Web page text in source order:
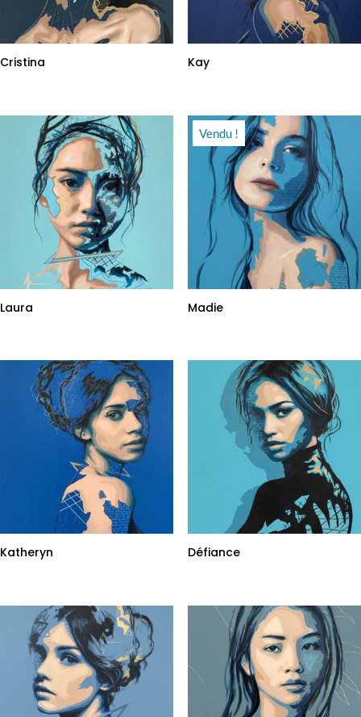
Cristina Kay
Laura
Vendu !
Madie
Katheryn Défiance